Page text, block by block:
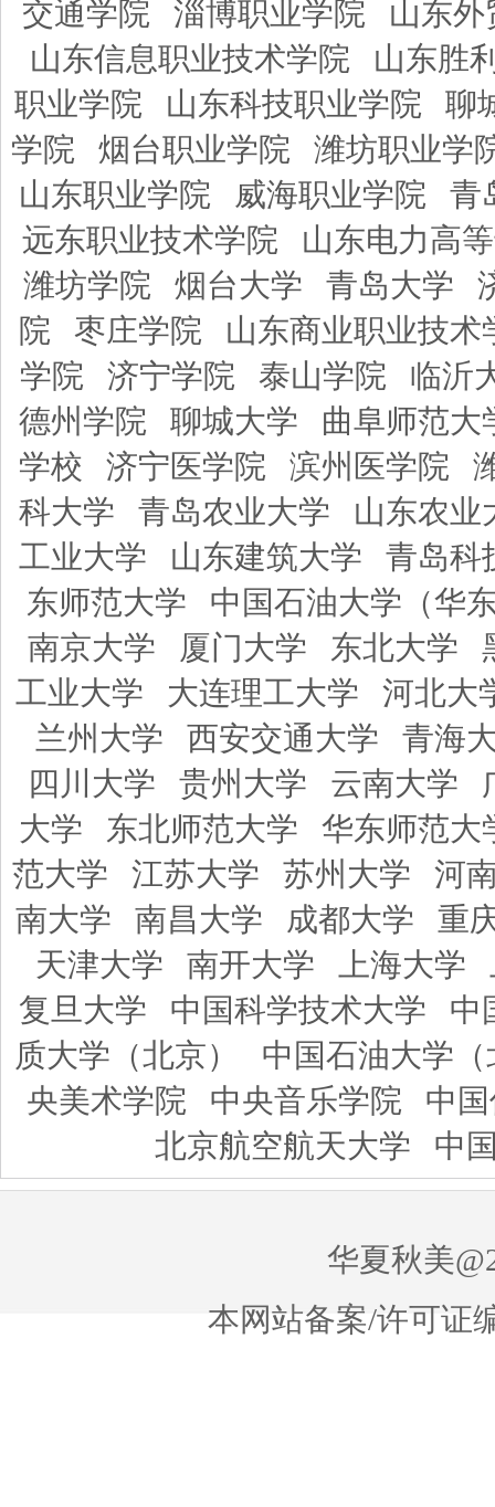
交通学院 淄博职业学院
山东外
山东信息职业技术学院
山东胜
职业学院
山东科技职业学院
聊
学院
烟台职业学院
潍坊职业学
山东职业学院
威海职业学院
青
远东职业技术学院
山东电力高
潍坊学院
烟台大学 青岛大学
院
枣庄学院
山东商业职业技术
学院
济宁学院 泰山学院
临沂
德州学院
聊城大学
曲阜师范大
学校
济宁医学院 滨州医学院
科大学
青岛农业大学
山东农业
工业大学
山东建筑大学
青岛科
东师范大学
中国石油大学（华
南京大学
厦门大学 东北大学
工业大学
大连理工大学
河北大
兰州大学
西安交通大学
青海
四川大学
贵州大学 云南大学
大学
东北师范大学
华东师范大
范大学
江苏大学 苏州大学
河
南大学
南昌大学 成都大学
重
天津大学
南开大学 上海大学
复旦大学
中国科学技术大学
中
质大学（北京）
中国石油大学（
央美术学院
中央音乐学院
中
北京航空航天大学
中
华夏秋美
本网站备案/许可证